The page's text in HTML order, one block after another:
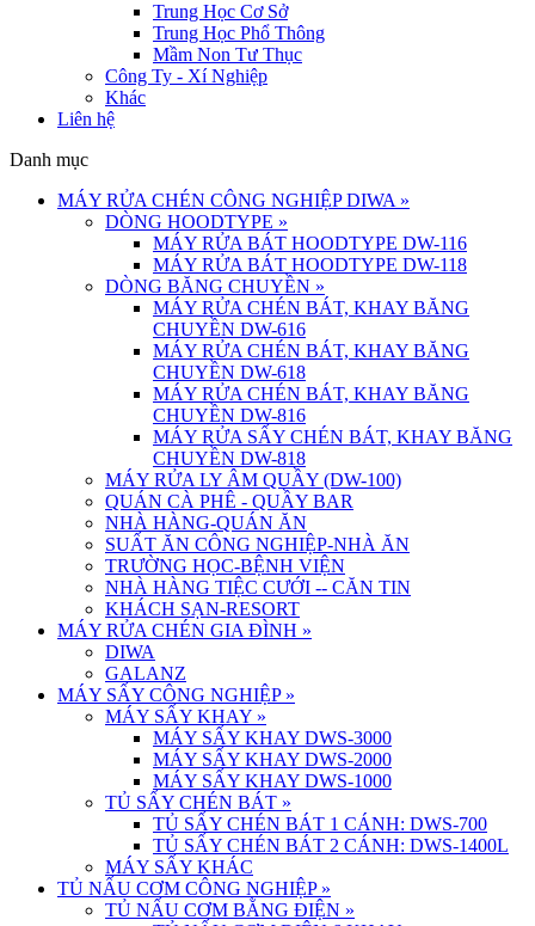
Trung Học Cơ Sở
Trung Học Phổ Thông
Mầm Non Tư Thục
Công Ty - Xí Nghiệp
Khác
Liên hệ
Danh mục
MÁY RỬA CHÉN CÔNG NGHIỆP DIWA »
DÒNG HOODTYPE »
MÁY RỬA BÁT HOODTYPE DW-116
MÁY RỬA BÁT HOODTYPE DW-118
DÒNG BĂNG CHUYỀN »
MÁY RỬA CHÉN BÁT, KHAY BĂNG
CHUYỀN DW-616
MÁY RỬA CHÉN BÁT, KHAY BĂNG
CHUYỀN DW-618
MÁY RỬA CHÉN BÁT, KHAY BĂNG
CHUYỀN DW-816
MÁY RỬA SẤY CHÉN BÁT, KHAY BĂNG
CHUYỀN DW-818
MÁY RỬA LY ÂM QUẦY (DW-100)
QUÁN CÀ PHÊ - QUẦY BAR
NHÀ HÀNG-QUÁN ĂN
SUẤT ĂN CÔNG NGHIỆP-NHÀ ĂN
TRƯỜNG HỌC-BỆNH VIỆN
NHÀ HÀNG TIỆC CƯỚI -- CĂN TIN
KHÁCH SẠN-RESORT
MÁY RỬA CHÉN GIA ĐÌNH »
DIWA
GALANZ
MÁY SẤY CÔNG NGHIỆP »
MÁY SẤY KHAY »
MÁY SẤY KHAY DWS-3000
MÁY SẤY KHAY DWS-2000
MÁY SẤY KHAY DWS-1000
TỦ SẤY CHÉN BÁT »
TỦ SẤY CHÉN BÁT 1 CÁNH: DWS-700
TỦ SẤY CHÉN BÁT 2 CÁNH: DWS-1400L
MÁY SẤY KHÁC
TỦ NẤU CƠM CÔNG NGHIỆP »
TỦ NẤU CƠM BẰNG ĐIỆN »